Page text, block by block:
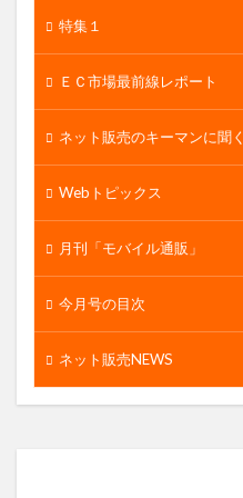
特集１
ＥＣ市場最前線レポート
ネット販売のキーマンに聞く
Webトピックス
月刊「モバイル通販」
今月号の目次
ネット販売NEWS